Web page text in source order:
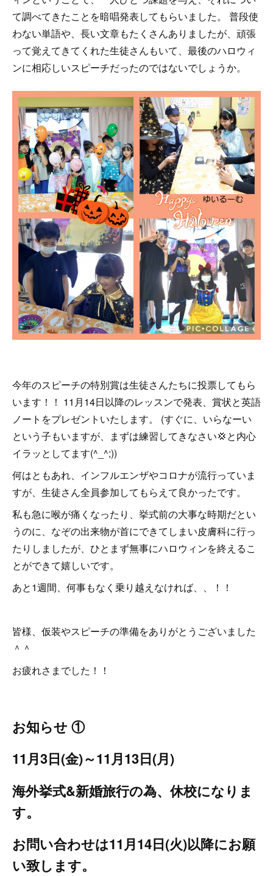
て調べてきたことを暗唱発表してもらいました。 普段使
わない単語や、長い文章もたくさんありましたが、頑張
って覚えてきてくれた生徒さんもいて、最後のハロウィ
ンに相応しいスピーチだったのではないでしょうか。
今年のスピーチの特別賞は生徒さんたちに投票してもら
います！！ 11月14日以降のレッスンで発表、賞状と英語
ノートをプレゼントいたします。 (すぐに、いらなーい
という子もいますが、まずは練習してきなさい💢と内心
イラッとしてます(^_^;))
何はともあれ、インフルエンザやコロナが流行っていま
すが、生徒さん全員参加してもらえて良かったです。
私も急に喉が痛くなったり、挙式前の大事な時期だとい
うのに、なぞの出来物が首にできてしまい皮膚科に行っ
たりしましたが、ひとまず無事にハロウィンを終えるこ
とができて嬉しいです。
あと1週間、何事もなく乗り越えなければ、、！！
皆様、仮装やスピーチの準備をありがとうございました
＾＾
お疲れさまでした！！
お知らせ ①
11月3日(金)～11月13日(月)
海外挙式&新婚旅行の為、休校になりま
す。
お問い合わせは11月14日(火)以降にお願
い致します。